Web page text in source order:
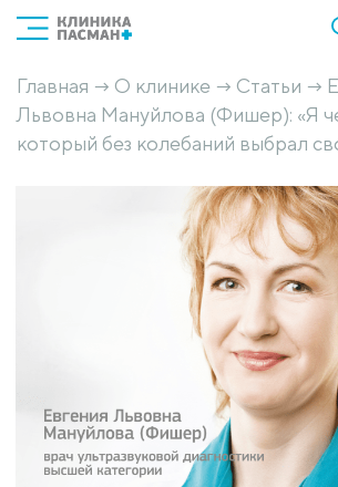
Главная → О клинике → Статьи →
Львовна Мануйлова (Фишер): «Я
который без колебаний выбрал